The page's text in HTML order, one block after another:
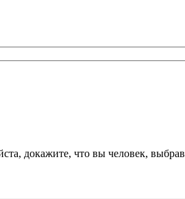
докажите, что вы человек, выбрав